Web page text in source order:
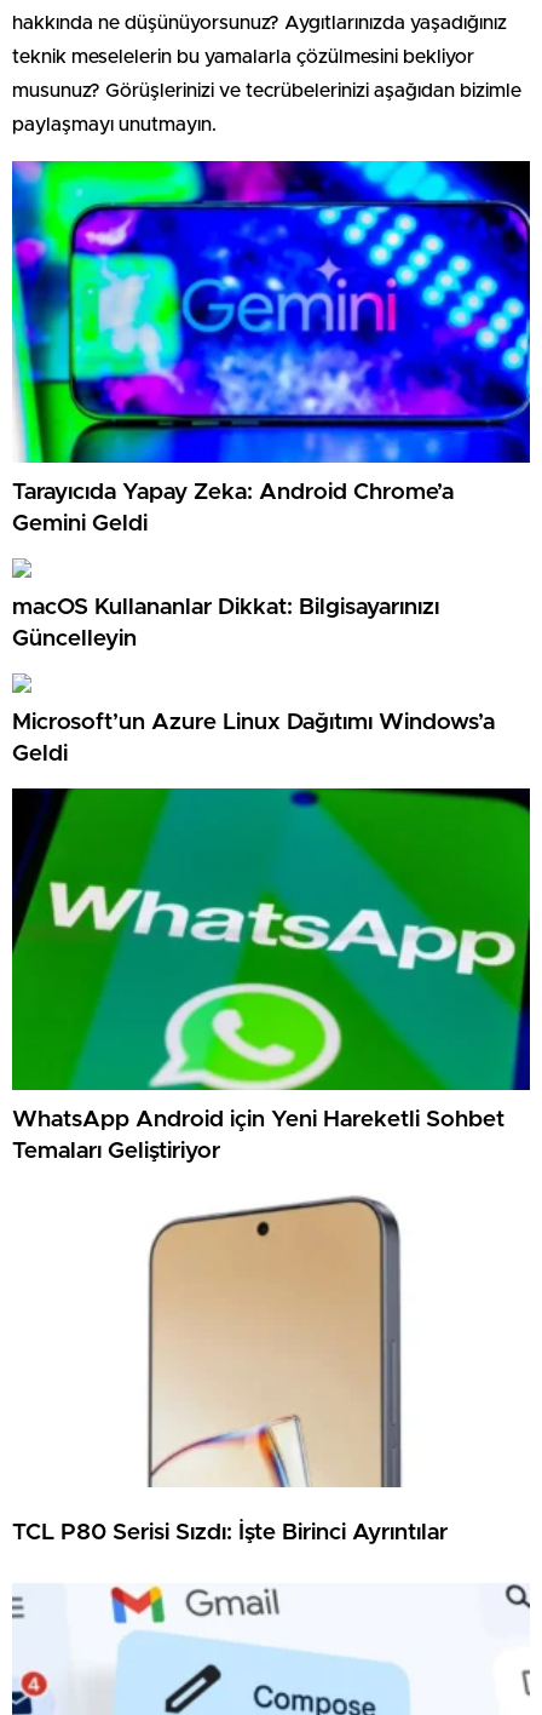
hakkında ne düşünüyorsunuz? Aygıtlarınızda yaşadığınız
teknik meselelerin bu yamalarla çözülmesini bekliyor
musunuz? Görüşlerinizi ve tecrübelerinizi aşağıdan bizimle
paylaşmayı unutmayın.
Tarayıcıda Yapay Zeka: Android Chrome’a
Gemini Geldi
macOS Kullananlar Dikkat: Bilgisayarınızı
Güncelleyin
Microsoft’un Azure Linux Dağıtımı Windows’a
Geldi
WhatsApp Android için Yeni Hareketli Sohbet
Temaları Geliştiriyor
TCL P80 Serisi Sızdı: İşte Birinci Ayrıntılar